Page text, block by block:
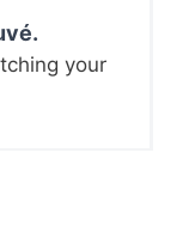
your